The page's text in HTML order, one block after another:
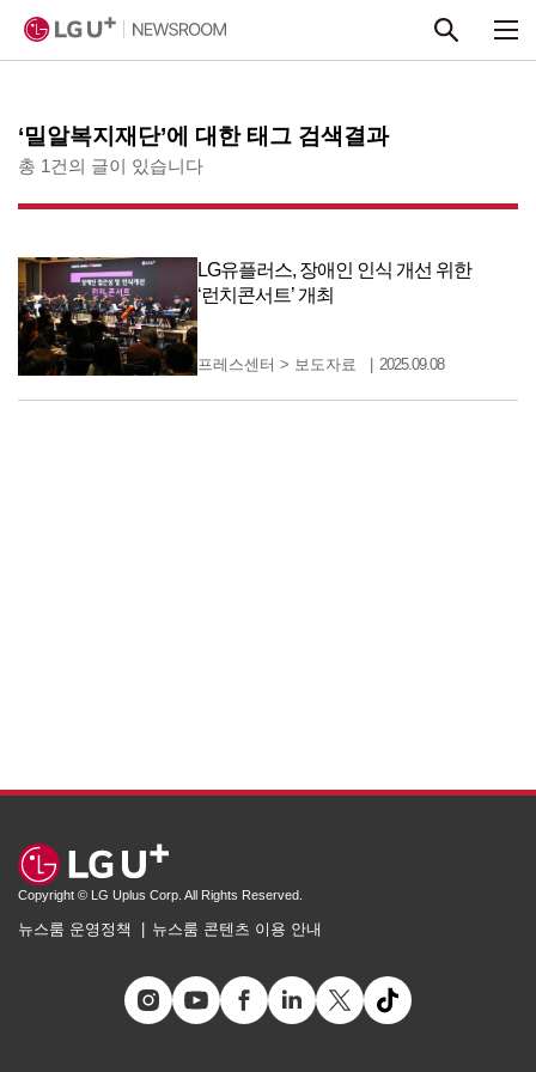
‘밀알복지재단’에 대한 태그 검색결과
총 1건의 글이 있습니다
LG유플러스, 장애인 인식 개선 위한
‘런치콘서트’ 개최
프레스센터 > 보도자료 2025.09.08
Copyright © LG Uplus Corp. All Rights Reserved.
뉴스룸 운영정책 뉴스룸 콘텐츠 이용 안내